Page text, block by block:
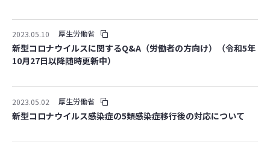
2023.05.10 厚生労働省
新型コロナウイルスに関するQ&A（労働者の方向け）（令和5年
10月27日以降随時更新中）
2023.05.02 厚生労働省
新型コロナウイルス感染症の5類感染症移行後の対応について